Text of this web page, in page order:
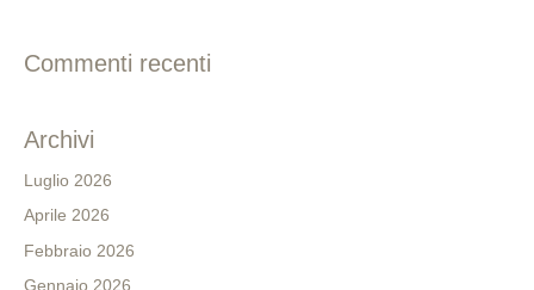
Commenti recenti
Archivi
Luglio 2026
Aprile 2026
Febbraio 2026
Gennaio 2026